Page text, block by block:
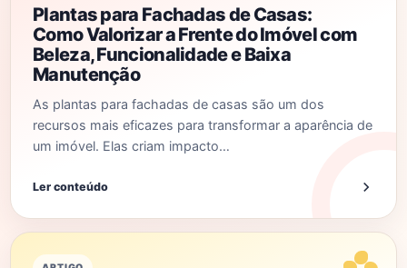
Plantas para Fachadas de Casas:
Como Valorizar a Frente do Imóvel com
Beleza, Funcionalidade e Baixa
Manutenção
As plantas para fachadas de casas são um dos
recursos mais eficazes para transformar a aparência de
um imóvel. Elas criam impacto…
Ler conteúdo